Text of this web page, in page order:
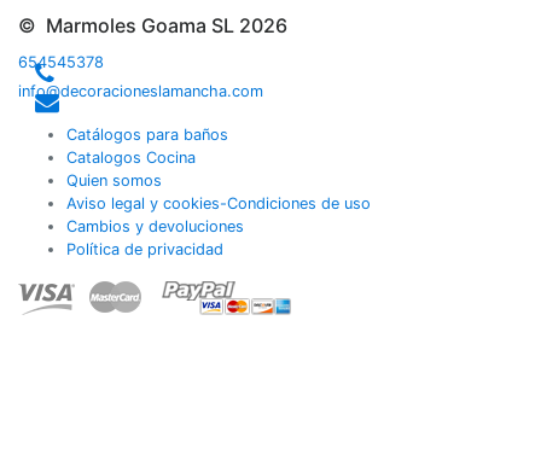
© Marmoles Goama SL 2026
654545378
info@decoracioneslamancha.com
Catálogos para baños
Catalogos Cocina
Quien somos
Aviso legal y cookies-Condiciones de uso
Cambios y devoluciones
Política de privacidad